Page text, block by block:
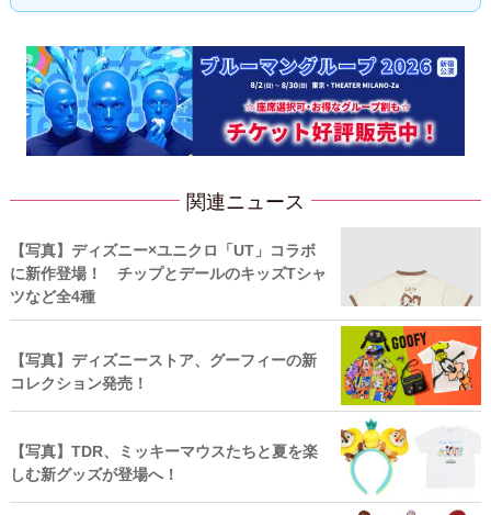
関連ニュース
【写真】ディズニー×ユニクロ「UT」コラボ
に新作登場！ チップとデールのキッズTシャ
ツなど全4種
【写真】ディズニーストア、グーフィーの新
コレクション発売！
【写真】TDR、ミッキーマウスたちと夏を楽
しむ新グッズが登場へ！